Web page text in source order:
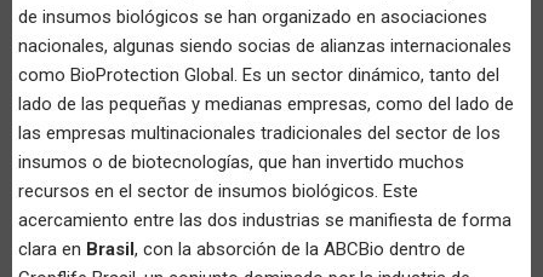
de insumos biológicos se han organizado en asociaciones
nacionales, algunas siendo socias de alianzas internacionales
como BioProtection Global. Es un sector dinámico, tanto del
lado de las pequeñas y medianas empresas, como del lado de
las empresas multinacionales tradicionales del sector de los
insumos o de biotecnologías, que han invertido muchos
recursos en el sector de insumos biológicos. Este
acercamiento entre las dos industrias se manifiesta de forma
clara en Brasil, con la absorción de la ABCBio dentro de